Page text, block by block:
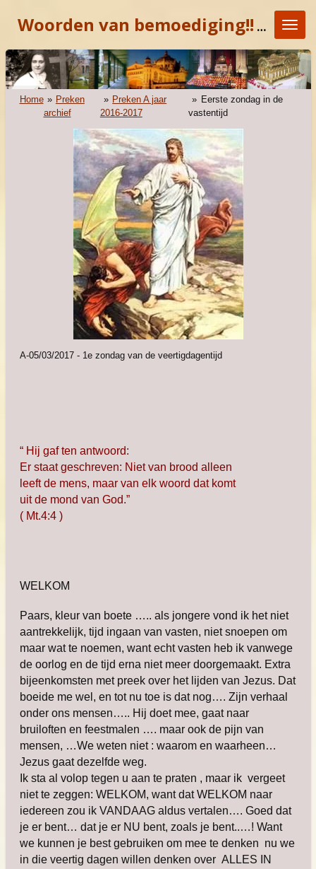
direct
de
hoofdinhoud
Woorden van bemoediging!!"KOM
Home » Preken
archief
» Preken A jaar
2016-2017
» Eerste zondag in de
vastentijd
A-05/03/2017 - 1e zondag van de veertigdagentijd
“ Hij gaf ten antwoord:
Er staat geschreven: Niet van brood alleen
leeft de mens, maar van elk woord dat komt
uit de mond van God.”
( Mt.4:4 )
WELKOM
Paars, kleur van boete ….. als jongere vond ik het niet
aantrekkelijk, tijd ingaan van vasten, niet snoepen om
maar wat te noemen, want echt vasten heb ik vanwege
de oorlog en de tijd erna niet meer doorgemaakt. Extra
bijeenkomsten met preek over het lijden van Jezus. Dat
boeide me wel, en tot nu toe is dat nog…. Zijn verhaal
onder ons mensen….. Hij doet mee, gaat naar
bruiloften en feestmalen …. maar ook de pijn van
mensen, …We weten niet : waarom en waarheen…
Jezus gaat dezelfde weg.
Ik sta al volop tegen u aan te praten , maar ik vergeet
niet te zeggen: WELKOM, want dat WELKOM naar
iedereen zou ik VANDAAG aldus vertalen…. Goed dat
je er bent… dat je er NU bent, zoals je bent..…! Want
we kunnen je best gebruiken om mee te denken nu we
in die veertig dagen willen denken over ALLES IN